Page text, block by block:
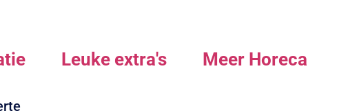
Leuke extra's Meer Horeca